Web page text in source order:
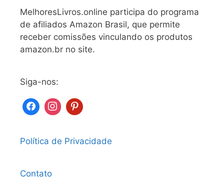
MelhoresLivros.online participa do programa
de afiliados Amazon Brasil, que permite
receber comissões vinculando os produtos
amazon.br no site.
Siga-nos:
Política de Privacidade
Contato